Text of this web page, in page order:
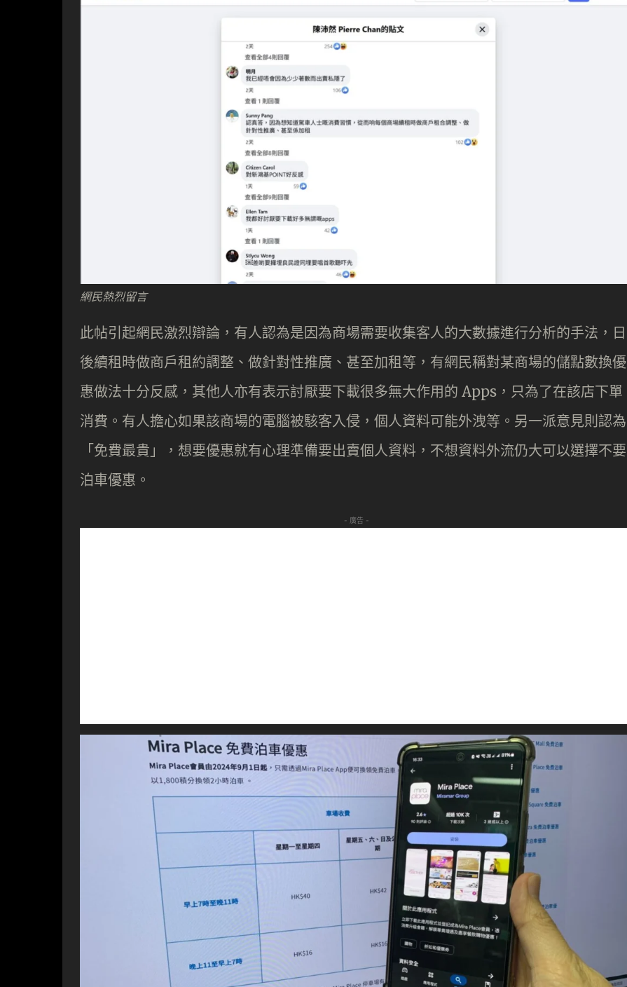
網民熱烈留言
此帖引起網民激烈辯論，有人認為是因為商場需要收集客人的大數據進行分析的手法，日
後續租時做商戶租約調整、做針對性推廣、甚至加租等，有網民稱對某商場的儲點數換優
惠做法十分反感，其他人亦有表示討厭要下載很多無大作用的 Apps，只為了在該店下單
消費。有人擔心如果該商場的電腦被駭客入侵，個人資料可能外洩等。另一派意見則認為
「免費最貴」，想要優惠就有心理準備要出賣個人資料，不想資料外流仍大可以選擇不要
泊車優惠。
- 廣告 -